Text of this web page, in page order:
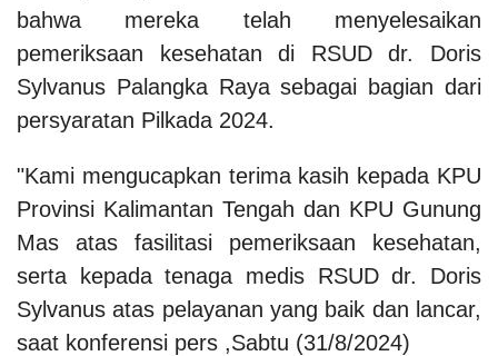
bahwa mereka telah menyelesaikan
pemeriksaan kesehatan di RSUD dr. Doris
Sylvanus Palangka Raya sebagai bagian dari
persyaratan Pilkada 2024.
"Kami mengucapkan terima kasih kepada KPU
Provinsi Kalimantan Tengah dan KPU Gunung
Mas atas fasilitasi pemeriksaan kesehatan,
serta kepada tenaga medis RSUD dr. Doris
Sylvanus atas pelayanan yang baik dan lancar,
saat konferensi pers ,Sabtu (31/8/2024)